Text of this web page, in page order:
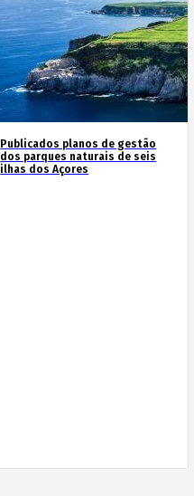
Publicados planos de gestão
dos parques naturais de seis
ilhas dos Açores